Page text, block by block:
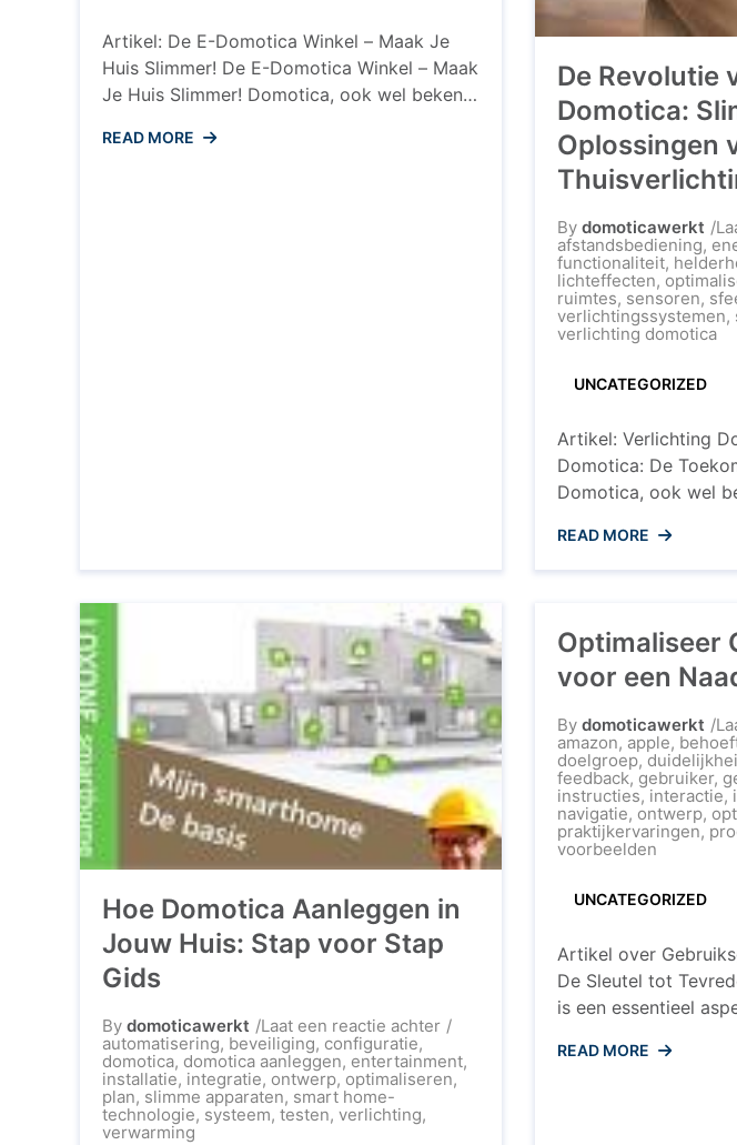
Artikel: De E-Domotica Winkel – Maak Je
Huis Slimmer! De E-Domotica Winkel – Maak
Je Huis Slimmer! Domotica, ook wel bekend
populairder in Nederland. Met eenvoudige
READ MORE
De Revolutie
Domotica:
Oplossingen
By domoticawerkt
afstandsbediening,
functionaliteit,
lichteffecten,
ruimtes, sensoren,
verlichtingssystemen,
verlichting domotica
UNCATEGORIZED
Artikel: Verlichting
Domotica: De
Domotica, ook wel
waarop we onze
opkomst van
passen met slechts
zelfs ...
READ MORE
Hoe Domotica Aanleggen in
Jouw Huis: Stap voor Stap
Gids
By domoticawerkt Laat een reactie achterop
Domotica
Aanleggen
automatisering, beveiliging, configuratie,
domotica, domotica aanleggen, entertainment,
installatie, integratie, ontwerp, optimaliseren,
plan, slimme apparaten, smart home-
technologie, systeem, testen, verlichting,
verwarming
Optimaliseer
voor een
By domoticawerkt
amazon, apple,
doelgroep,
feedback, gebruiker,
instructies, interactie,
navigatie, ontwerp,
praktijkervaringen,
voorbeelden
UNCATEGORIZED
Artikel over
De Sleutel tot
is een essentieel
digitale
READ MORE